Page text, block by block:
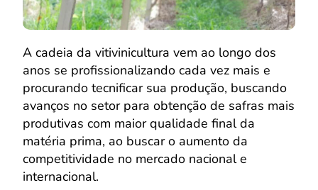
A cadeia da vitivinicultura vem ao longo dos
anos se profissionalizando cada vez mais e
procurando tecnificar sua produção, buscando
avanços no setor para obtenção de safras mais
produtivas com maior qualidade final da
matéria prima, ao buscar o aumento da
competitividade no mercado nacional e
internacional.